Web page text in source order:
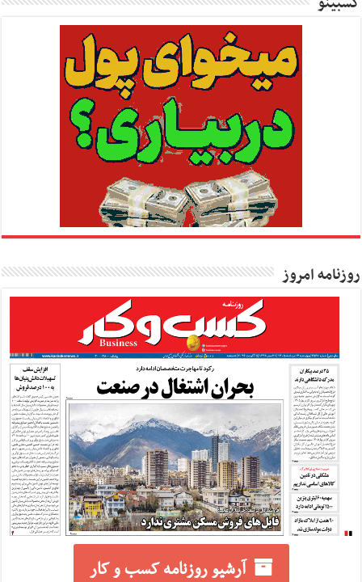
روزنامه امروز
آرشیو روزنامه کسب و کار